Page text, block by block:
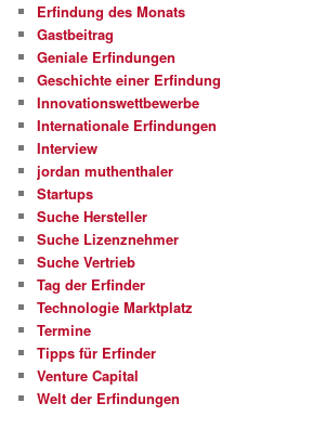
Erfindung des Monats
Gastbeitrag
Geniale Erfindungen
Geschichte einer Erfindung
Innovationswettbewerbe
Internationale Erfindungen
Interview
jordan muthenthaler
Startups
Suche Hersteller
Suche Lizenznehmer
Suche Vertrieb
Tag der Erfinder
Technologie Marktplatz
Termine
Tipps für Erfinder
Venture Capital
Welt der Erfindungen